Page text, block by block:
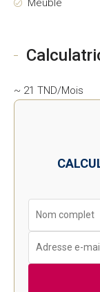
Meublé
~ 21 TND/Mois